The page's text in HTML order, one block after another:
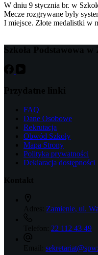
W dniu 9 stycznia br. w
Mecze rozgrywane były
I miejsce. Złote medalistki w
Szkoła Podstawowa w
Przydatne linki
FAQ
Dane Osobowe
Rekrutacja
Obwód Szkoły
Mapa Strony
Polityka prywatności
Deklaracja dostępności
Kontakt
Adres: Zamienie, ul.
Telefon: 22 112 43 49
Email: